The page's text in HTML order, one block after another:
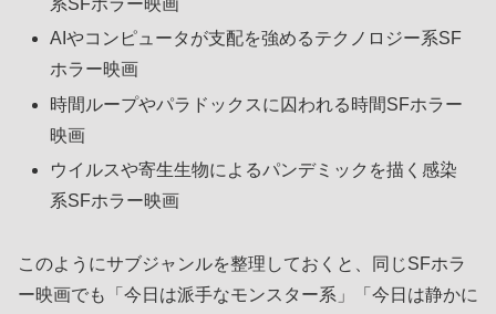
系SFホラー映画
AIやコンピュータが支配を強めるテクノロジー系SF
ホラー映画
時間ループやパラドックスに囚われる時間SFホラー
映画
ウイルスや寄生生物によるパンデミックを描く感染
系SFホラー映画
このようにサブジャンルを整理しておくと、同じSFホラ
ー映画でも「今日は派手なモンスター系」「今日は静かに